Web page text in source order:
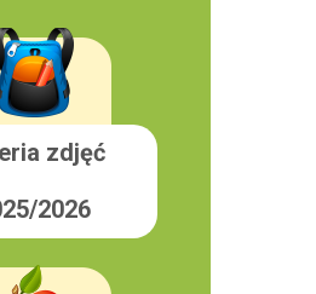
zdjęć
2026